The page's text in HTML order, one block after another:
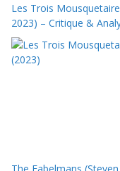
Les Trois
2023) – Critique &